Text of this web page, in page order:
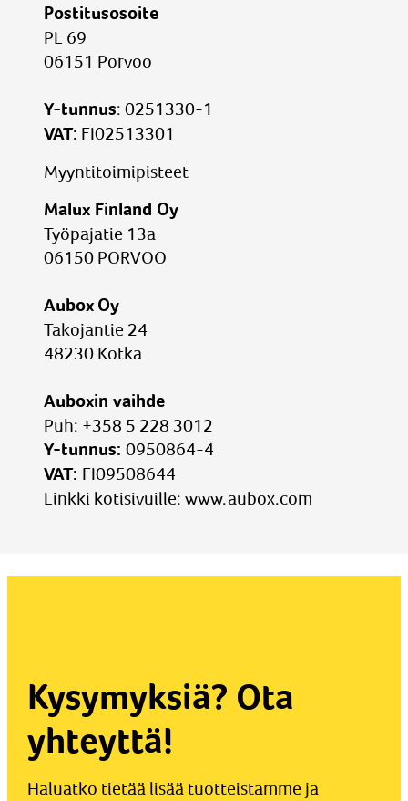
Postitusosoite
PL 69
06151 Porvoo
Y-tunnus: 0251330-1
VAT: FI02513301
Myyntitoimipisteet
Malux Finland Oy
Työpajatie 13a
06150 PORVOO
Aubox Oy
Takojantie 24
48230 Kotka
Auboxin vaihde
Puh: +358 5 228 3012
Y-tunnus: 0950864-4
VAT: FI09508644
Linkki kotisivuille: www.aubox.com
Kysymyksiä? Ota
yhteyttä!
Haluatko tietää lisää tuotteistamme ja